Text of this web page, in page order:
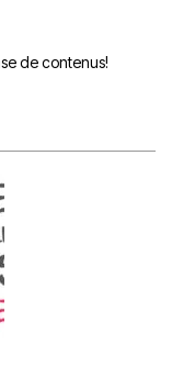
de contenus!